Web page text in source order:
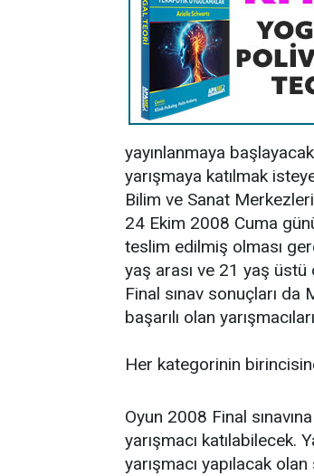
yayınlanmaya
yarışmaya katılmak
Bilim ve Sanat
24 Ekim 2008 Cuma
teslim edilmiş olması
yaş arası ve 21 yaş üstü
Final sınav sonuçları da
başarılı olan
Her kategorinin
Oyun 2008 Final
yarışmacı katılabilecek.
yarışmacı yapılacak